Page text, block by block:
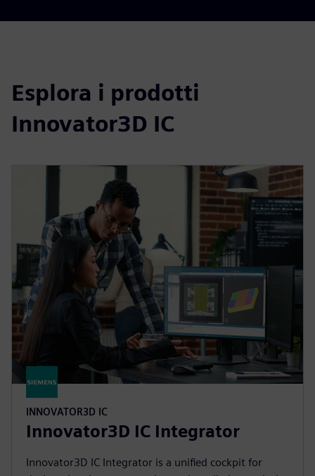
Esplora i prodotti
Innovator3D IC
INNOVATOR3D IC
Innovator3D IC Integrator
Innovator3D IC Integrator is a unified cockpit for